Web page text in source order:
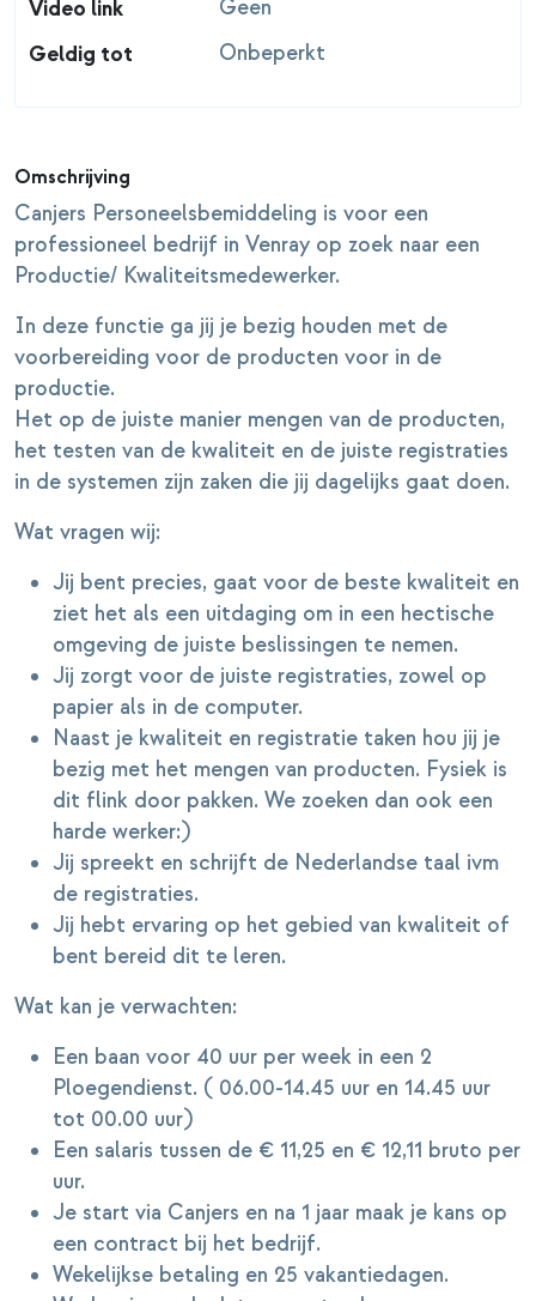
Video link
Geen
Geldig tot
Onbeperkt
Omschrijving
Canjers Personeelsbemiddeling is voor een
professioneel bedrijf in Venray op zoek naar een
Productie/ Kwaliteitsmedewerker.
In deze functie ga jij je bezig houden met de
voorbereiding voor de producten voor in de
productie.
Het op de juiste manier mengen van de producten,
het testen van de kwaliteit en de juiste registraties
in de systemen zijn zaken die jij dagelijks gaat doen.
Wat vragen wij:
Jij bent precies, gaat voor de beste kwaliteit en
ziet het als een uitdaging om in een hectische
omgeving de juiste beslissingen te nemen.
Jij zorgt voor de juiste registraties, zowel op
papier als in de computer.
Naast je kwaliteit en registratie taken hou jij je
bezig met het mengen van producten. Fysiek is
dit flink door pakken. We zoeken dan ook een
harde werker:)
Jij spreekt en schrijft de Nederlandse taal ivm
de registraties.
Jij hebt ervaring op het gebied van kwaliteit of
bent bereid dit te leren.
Wat kan je verwachten:
Een baan voor 40 uur per week in een 2
Ploegendienst. ( 06.00-14.45 uur en 14.45 uur
tot 00.00 uur)
Een salaris tussen de € 11,25 en € 12,11 bruto per
uur.
Je start via Canjers en na 1 jaar maak je kans op
een contract bij het bedrijf.
Wekelijkse betaling en 25 vakantiedagen.